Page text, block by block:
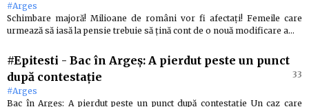
#Arges
Schimbare majoră! Milioane de români vor fi afectați! Femeile care
urmează să iasă la pensie trebuie să țină cont de o nouă modificare a…
#Epitesti - Bac în Argeș: A pierdut peste un punct
după contestație
33
#Arges
Bac în Argeș: A pierdut peste un punct după contestație Un caz care